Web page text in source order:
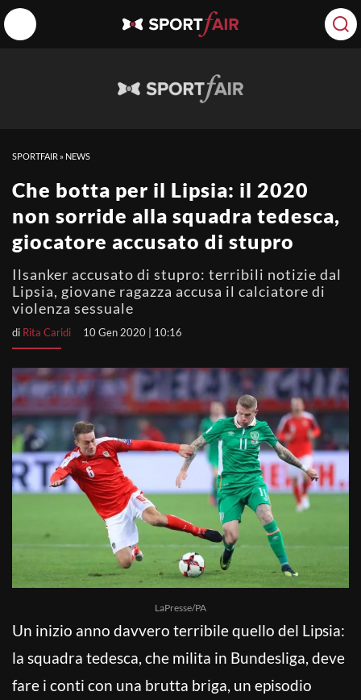
SPORTFAIR » NEWS
Che botta per il Lipsia: il 2020
non sorride alla squadra tedesca,
giocatore accusato di stupro
Ilsanker accusato di stupro: terribili notizie dal
Lipsia, giovane ragazza accusa il calciatore di
violenza sessuale
di Rita Caridi 10 Gen 2020 | 10:16
LaPresse/PA
Un inizio anno davvero terribile quello del Lipsia:
la squadra tedesca, che milita in Bundesliga, deve
fare i conti con una brutta briga, un episodio